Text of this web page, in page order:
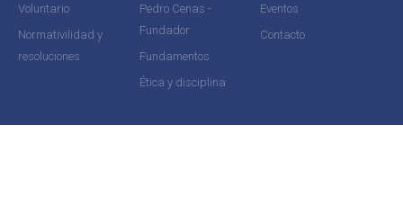
Voluntario
Normativilidad y
resoluciones
Pedro Cenas -
Fundador
Fundamentos
Ética y disciplina
Eventos
Contacto